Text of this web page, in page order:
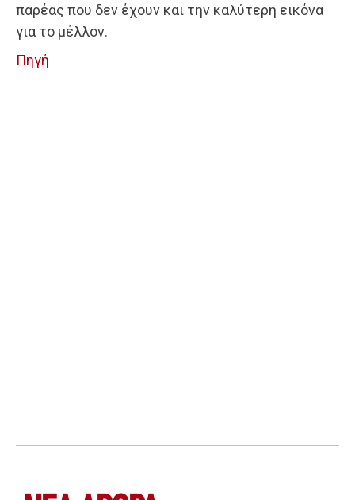
παρέας που δεν έχουν και την καλύτερη εικόνα
για το μέλλον.
Πηγή